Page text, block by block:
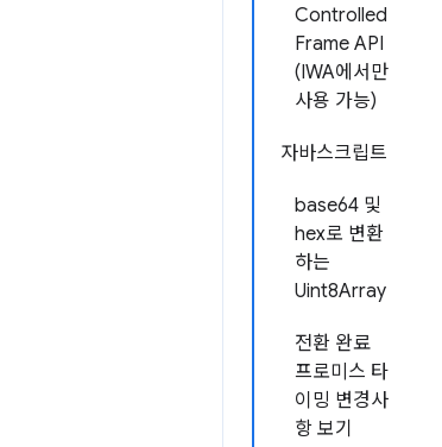
Controlled
Frame API
(IWA에서만
사용 가능)
자바스크립트
base64 및
hex로 변환
하는
Uint8Array
전환 완료
프로미스 타
이밍 변경사
항 보기